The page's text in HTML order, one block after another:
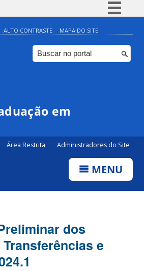
Simplifique!
Comunica BR
Participe
Canais
ALTO CONTRASTE MAPA DO SITE
em
Área Restrita Administradores do Site
MENU
dos
e